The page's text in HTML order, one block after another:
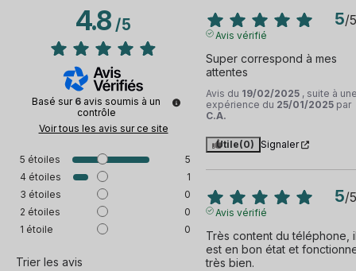
4.8/5
Basé sur 6 avis soumis à un
contrôle
Voir tous les avis sur ce site
5 étoiles
5
4 étoiles
1
3 étoiles
0
2 étoiles
0
1 étoile 0
Trier les avis
5/5
Avis vérifié
Super correspond à mes
attentes
Avis du 19/02/2025 , suite à
expérience du 25/01/2025 par
C.A.
Utile(0) Signaler
5/5
Avis vérifié
Très content du téléphone,
est en bon état et
très bien.